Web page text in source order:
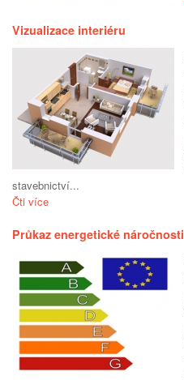
Vizualizace interiéru
stavebnictví...
Čti více
Průkaz energetické náročnosti